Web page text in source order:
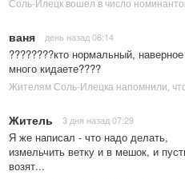
ваня день назад 06:14
????????кто нормальный,
много кидаете????
Житель 3 дня назад 07:29
Я же написал - что надо делать,
измельчить ветку и в мешок, и
возят...